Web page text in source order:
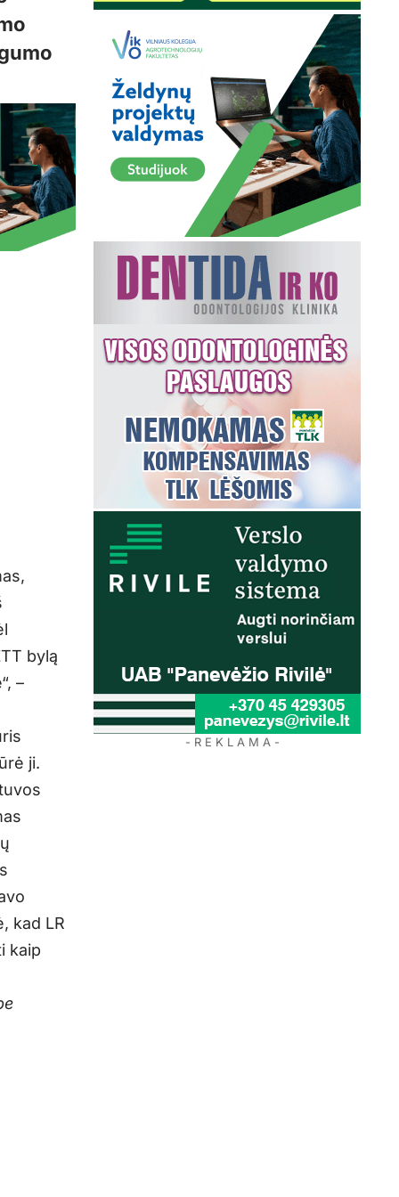
bylą
–
ji.
kad LR
kaip
- R E K L A M A -